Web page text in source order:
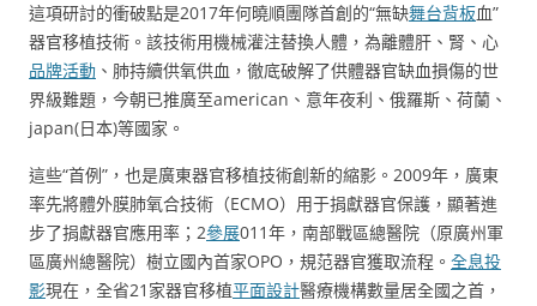
這項研討的衝破點是2017年何曉順團隊首創的“無缺舞台背板血”
器官移植技術。該技術用機械灌注替換人體，為離體肝、腎、心
品牌活動 、肺持續供氧供血，徹底破解了供體器官缺血損傷的世
界級難題，今朝已推廣至american、意年夜利、俄羅斯、荷蘭、
japan(日本)等國家。
這些“首例”，也是廣東器官移植技術創新的縮影。2009年，廣東
率先將體外膜肺氧合技術（ECMO）用于捐獻器官保護，顯著進
步了捐獻器官應用率；2參展011年，南部戰區總醫院（原廣州軍
區廣州總醫院）樹立國內首家OPO，規范器官獲取流程。 全息投
影現在，全省21家器官移植平面設計醫療機構數量居全國之首，